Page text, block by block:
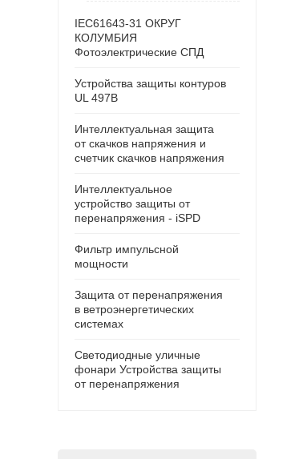
IEC61643-31 ОКРУГ
КОЛУМБИЯ
Фотоэлектрические СПД
Устройства защиты контуров
UL 497B
Интеллектуальная защита
от скачков напряжения и
счетчик скачков напряжения
Интеллектуальное
устройство защиты от
перенапряжения - iSPD
Фильтр импульсной
мощности
Защита от перенапряжения
в ветроэнергетических
системах
Светодиодные уличные
фонари Устройства защиты
от перенапряжения